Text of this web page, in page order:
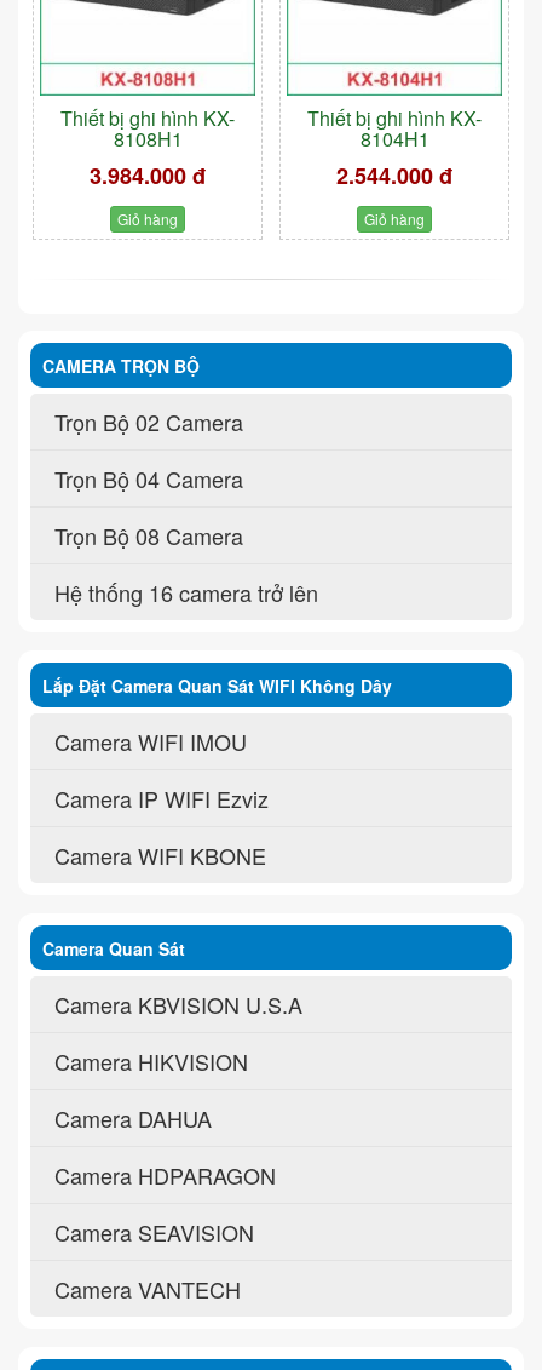
Thiết bị ghi hình KX-
8108H1
3.984.000 đ
Giỏ hàng
Thiết bị ghi hình KX-
8104H1
2.544.000 đ
Giỏ hàng
CAMERA TRỌN BỘ
Trọn Bộ 02 Camera
Trọn Bộ 04 Camera
Trọn Bộ 08 Camera
Hệ thống 16 camera trở lên
Lắp Đặt Camera Quan Sát WIFI Không Dây
Camera WIFI IMOU
Camera IP WIFI Ezviz
Camera WIFI KBONE
Camera Quan Sát
Camera KBVISION U.S.A
Camera HIKVISION
Camera DAHUA
Camera HDPARAGON
Camera SEAVISION
Camera VANTECH